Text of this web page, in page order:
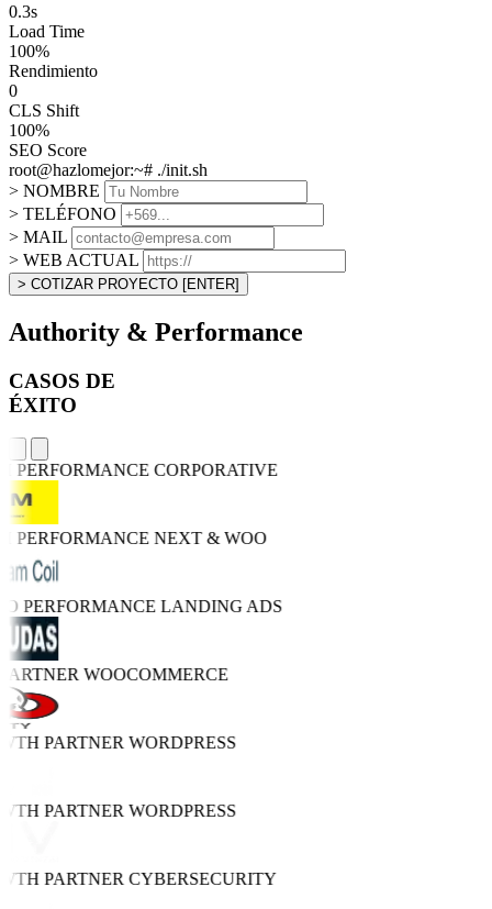
0.3s
Load Time
100%
Rendimiento
0
CLS Shift
100%
SEO Score
root@hazlomejor:~# ./init.sh
> NOMBRE
> TELÉFONO
> MAIL
> WEB ACTUAL
> COTIZAR PROYECTO [ENTER]
Authority & Performance
CASOS DE
ÉXITO
PERFORMANCECORPORATIVE
PERFORMANCENEXT & WOO
PERFORMANCELANDING ADS
WOOCOMMERCE
PARTNERWORDPRESS
PARTNERWORDPRESS
PARTNERCYBERSECURITY